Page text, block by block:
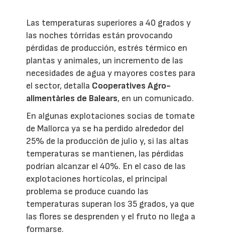
Las temperaturas superiores a 40 grados y
las noches tórridas están provocando
pérdidas de producción, estrés térmico en
plantas y animales, un incremento de las
necesidades de agua y mayores costes para
el sector, detalla Cooperatives Agro-
alimentàries de Balears, en un comunicado.
En algunas explotaciones socias de tomate
de Mallorca ya se ha perdido alrededor del
25% de la producción de julio y, si las altas
temperaturas se mantienen, las pérdidas
podrían alcanzar el 40%. En el caso de las
explotaciones hortícolas, el principal
problema se produce cuando las
temperaturas superan los 35 grados, ya que
las flores se desprenden y el fruto no llega a
formarse.